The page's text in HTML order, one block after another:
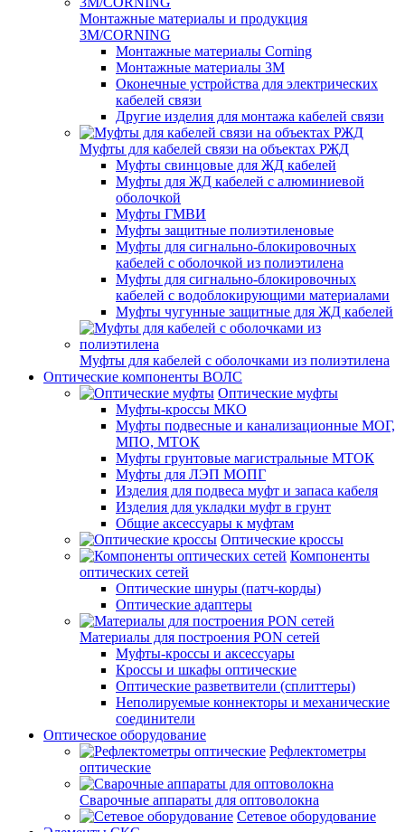
Монтажные материалы и продукция
3M/CORNING
Монтажные материалы Corning
Монтажные материалы 3M
Оконечные устройства для электрических
кабелей связи
Другие изделия для монтажа кабелей связи
Муфты для кабелей связи на объектах РЖД
Муфты свинцовые для ЖД кабелей
Муфты для ЖД кабелей с алюминиевой
оболочкой
Муфты ГМВИ
Муфты защитные полиэтиленовые
Муфты для сигнально-блокировочных
кабелей с оболочкой из полиэтилена
Муфты для сигнально-блокировочных
кабелей с водоблокирующими материалами
Муфты чугунные защитные для ЖД кабелей
Муфты для кабелей с оболочками из полиэтилена
Оптические компоненты ВОЛС
Оптические муфты
Муфты-кроссы МКО
Муфты подвесные и канализационные МОГ,
МПО, МТОК
Муфты грунтовые магистральные МТОК
Муфты для ЛЭП МОПГ
Изделия для подвеса муфт и запаса кабеля
Изделия для укладки муфт в грунт
Общие аксессуары к муфтам
Оптические кроссы
Компоненты
оптических сетей
Оптические шнуры (патч-корды)
Оптические адаптеры
Материалы для построения PON сетей
Муфты-кроссы и аксессуары
Кроссы и шкафы оптические
Оптические разветвители (сплиттеры)
Неполируемые коннекторы и механические
соединители
Оптическое оборудование
Рефлектометры
оптические
Сварочные аппараты для оптоволокна
Сетевое оборудование